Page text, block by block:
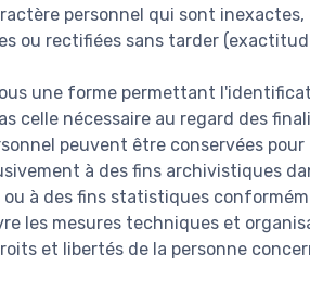
personnel qui sont
ou rectifiées sans tarder
une forme permettant
celle nécessaire au regard des
peuvent être conservées
à des fins archivistiques
à des fins statistiques
les mesures techniques et
et libertés de la personne